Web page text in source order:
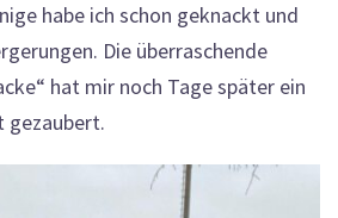
habe ich schon geknackt und
Die überraschende
hat mir noch Tage später ein
gezaubert.